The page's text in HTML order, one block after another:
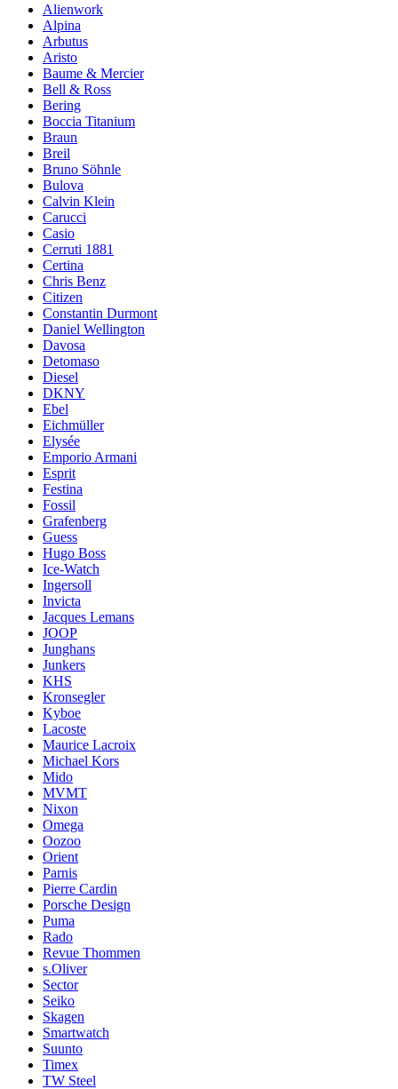
Alienwork
Alpina
Arbutus
Aristo
Baume & Mercier
Bell & Ross
Bering
Boccia Titanium
Braun
Breil
Bruno Söhnle
Bulova
Calvin Klein
Carucci
Casio
Cerruti 1881
Certina
Chris Benz
Citizen
Constantin Durmont
Daniel Wellington
Davosa
Detomaso
Diesel
DKNY
Ebel
Eichmüller
Elysée
Emporio Armani
Esprit
Festina
Fossil
Grafenberg
Guess
Hugo Boss
Ice-Watch
Ingersoll
Invicta
Jacques Lemans
JOOP
Junghans
Junkers
KHS
Kronsegler
Kyboe
Lacoste
Maurice Lacroix
Michael Kors
Mido
MVMT
Nixon
Omega
Oozoo
Orient
Parnis
Pierre Cardin
Porsche Design
Puma
Rado
Revue Thommen
s.Oliver
Sector
Seiko
Skagen
Smartwatch
Suunto
Timex
TW Steel